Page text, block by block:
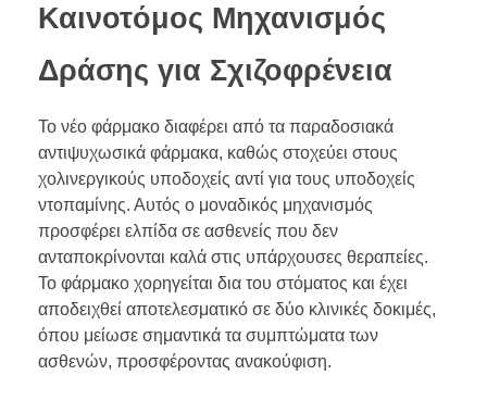
Καινοτόμος Μηχανισμός
Δράσης για Σχιζοφρένεια
Το νέο φάρμακο διαφέρει από τα παραδοσιακά
αντιψυχωσικά φάρμακα, καθώς στοχεύει στους
χολινεργικούς υποδοχείς αντί για τους υποδοχείς
ντοπαμίνης. Αυτός ο μοναδικός μηχανισμός
προσφέρει ελπίδα σε ασθενείς που δεν
ανταποκρίνονται καλά στις υπάρχουσες θεραπείες.
Το φάρμακο χορηγείται δια του στόματος και έχει
αποδειχθεί αποτελεσματικό σε δύο κλινικές δοκιμές,
όπου μείωσε σημαντικά τα συμπτώματα των
ασθενών, προσφέροντας ανακούφιση.